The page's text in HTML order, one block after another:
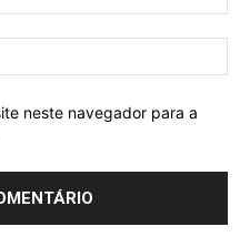
neste navegador para a